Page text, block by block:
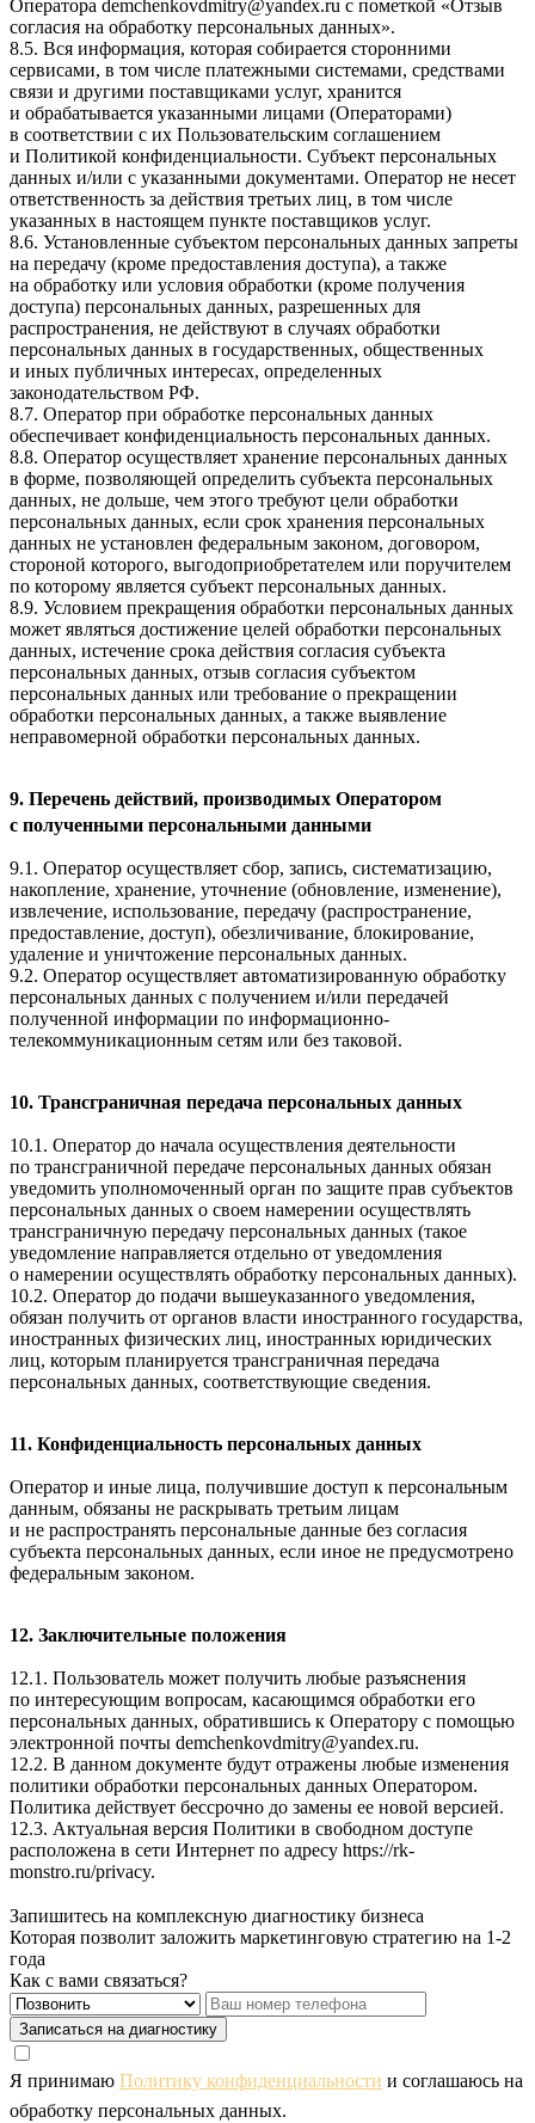
Оператора demchenkovdmitry@yandex.ru с пометкой «Отзыв
согласия на обработку персональных данных».
8.5. Вся информация, которая собирается сторонними
сервисами, в том числе платежными системами, средствами
связи и другими поставщиками услуг, хранится
и обрабатывается указанными лицами (Операторами)
в соответствии с их Пользовательским соглашением
и Политикой конфиденциальности. Субъект персональных
данных и/или с указанными документами. Оператор не несет
ответственность за действия третьих лиц, в том числе
указанных в настоящем пункте поставщиков услуг.
8.6. Установленные субъектом персональных данных запреты
на передачу (кроме предоставления доступа), а также
на обработку или условия обработки (кроме получения
доступа) персональных данных, разрешенных для
распространения, не действуют в случаях обработки
персональных данных в государственных, общественных
и иных публичных интересах, определенных
законодательством РФ.
8.7. Оператор при обработке персональных данных
обеспечивает конфиденциальность персональных данных.
8.8. Оператор осуществляет хранение персональных данных
в форме, позволяющей определить субъекта персональных
данных, не дольше, чем этого требуют цели обработки
персональных данных, если срок хранения персональных
данных не установлен федеральным законом, договором,
стороной которого, выгодоприобретателем или поручителем
по которому является субъект персональных данных.
8.9. Условием прекращения обработки персональных данных
может являться достижение целей обработки персональных
данных, истечение срока действия согласия субъекта
персональных данных, отзыв согласия субъектом
персональных данных или требование о прекращении
обработки персональных данных, а также выявление
неправомерной обработки персональных данных.
9. Перечень действий, производимых Оператором
с полученными персональными данными
9.1. Оператор осуществляет сбор, запись, систематизацию,
накопление, хранение, уточнение (обновление, изменение),
извлечение, использование, передачу (распространение,
предоставление, доступ), обезличивание, блокирование,
удаление и уничтожение персональных данных.
9.2. Оператор осуществляет автоматизированную обработку
персональных данных с получением и/или передачей
полученной информации по информационно-
телекоммуникационным сетям или без таковой.
10. Трансграничная передача персональных данных
10.1. Оператор до начала осуществления деятельности
по трансграничной передаче персональных данных обязан
уведомить уполномоченный орган по защите прав субъектов
персональных данных о своем намерении осуществлять
трансграничную передачу персональных данных (такое
уведомление направляется отдельно от уведомления
о намерении осуществлять обработку персональных данных).
10.2. Оператор до подачи вышеуказанного уведомления,
обязан получить от органов власти иностранного государства,
иностранных физических лиц, иностранных юридических
лиц, которым планируется трансграничная передача
персональных данных, соответствующие сведения.
11. Конфиденциальность персональных данных
Оператор и иные лица, получившие доступ к персональным
данным, обязаны не раскрывать третьим лицам
и не распространять персональные данные без согласия
субъекта персональных данных, если иное не предусмотрено
федеральным законом.
12. Заключительные положения
12.1. Пользователь может получить любые разъяснения
по интересующим вопросам, касающимся обработки его
персональных данных, обратившись к Оператору с помощью
электронной почты demchenkovdmitry@yandex.ru.
12.2. В данном документе будут отражены любые изменения
политики обработки персональных данных Оператором.
Политика действует бессрочно до замены ее новой версией.
12.3. Актуальная версия Политики в свободном доступе
расположена в сети Интернет по адресу https://rk-
monstro.ru/privacy.
Запишитесь на комплексную диагностику бизнеса
Которая позволит заложить маркетинговую стратегию на 1-2
года
Как с вами связаться?
Записаться на диагностику
Я принимаю Политику конфиденциальности и соглашаюсь на
обработку персональных данных.